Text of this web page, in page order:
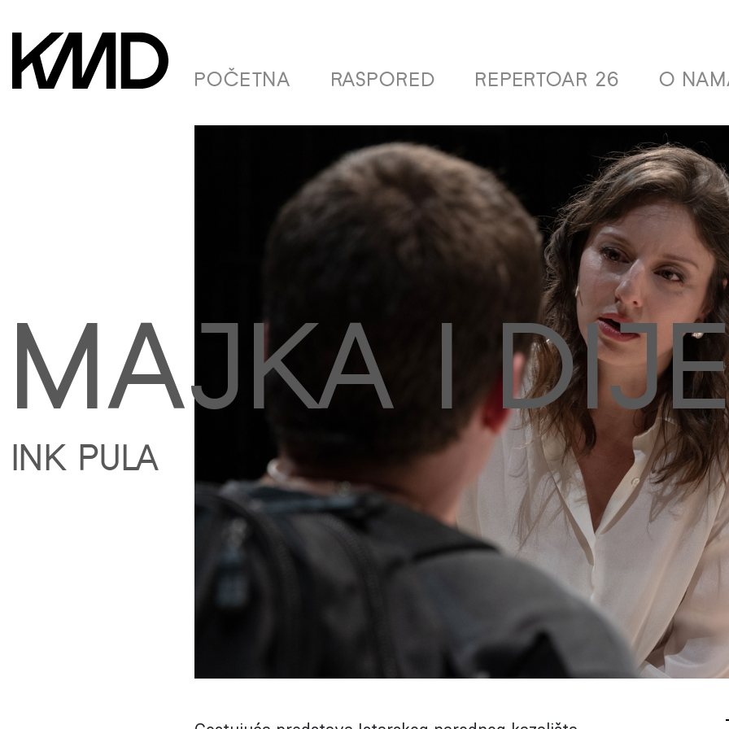
POČETNA RASPORED REPERTOAR 26 O
MAJKA I
INK PULA